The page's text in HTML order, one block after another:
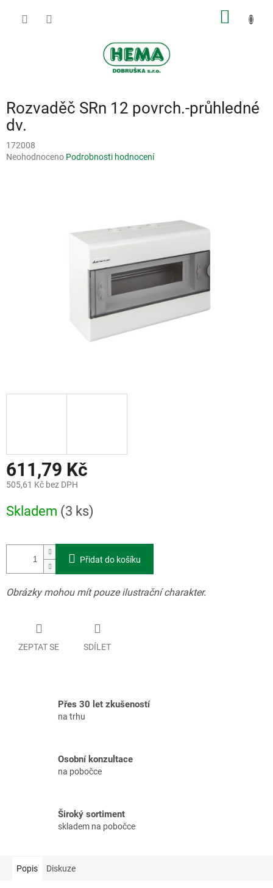
Rozvaděč SRn 12 povrch.-průhledné
dv.
172008
Průměrné
Neohodnoceno Podrobnosti hodnocení
611,79 Kč
505,61 Kč bez DPH
cena:
Skladem (3 ks)
Přidat do košíku
Obrázky mohou mít pouze ilustrační charakter.
ZEPTAT SE SDÍLET
Přes 30 let zkušeností
na trhu
Osobní konzultace
na pobočce
Široký sortiment
skladem na pobočce
Popis Diskuze